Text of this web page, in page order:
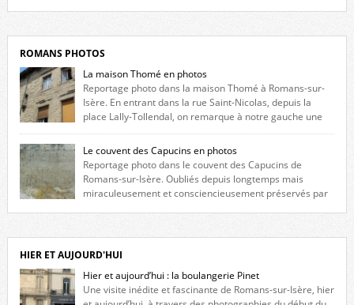
ROMANS PHOTOS
La maison Thomé en photos
Reportage photo dans la maison Thomé à Romans-sur-
Isère. En entrant dans la rue Saint-Nicolas, depuis la
place Lally-Tollendal, on remarque à notre gauche une
maison construite au XVIè siècle. Les deux façades sont ornées de
fenêtres jumelles à meneaux. Entre ces deux étages, on peut voir une
niche qui contient une statue de la Vierge. […]
Le couvent des Capucins en photos
Reportage photo dans le couvent des Capucins de
Romans-sur-Isère. Oubliés depuis longtemps mais
miraculeusement et consciencieusement préservés par
l’histoire de la redécouverte de vestiges du couvent des Capucins ! Petit
retour sur l’histoire […]
HIER ET AUJOURD'HUI
Hier et aujourd’hui : la boulangerie Pinet
Une visite inédite et fascinante de Romans-sur-Isère, hier